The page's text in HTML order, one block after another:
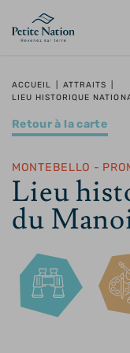
Retour au
LA RÉGION
Retour au
Retour au
Retour au
RESTAURANT
ACCUEIL ATTRAITS
LIEU HISTORIQUE
Retour à la carte
MONTEBELLO -
Lieu
du